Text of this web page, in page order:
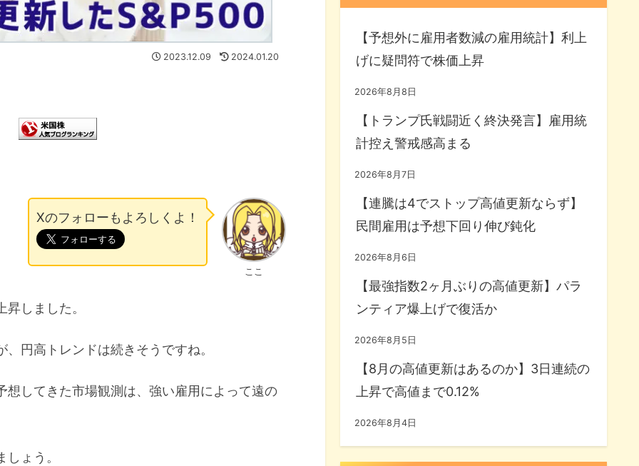
2023.12.09 2024.01.20
ここ
Xのフォローもよろしくよ！
しました。
円高トレンドは続きそうですね。
してきた市場観測は、強い雇用によって遠の
ょう。
【予想外に雇用者数減の雇用統計】利上
げに疑問符で株価上昇
2026年8月8日
【トランプ氏戦闘近く終決発言】雇用統
計控え警戒感高まる
2026年8月7日
【連騰は4でストップ高値更新ならず】
民間雇用は予想下回り伸び鈍化
2026年8月6日
【最強指数2ヶ月ぶりの高値更新】パラ
ンティア爆上げで復活か
2026年8月5日
【8月の高値更新はあるのか】3日連続の
上昇で高値まで0.12%
2026年8月4日